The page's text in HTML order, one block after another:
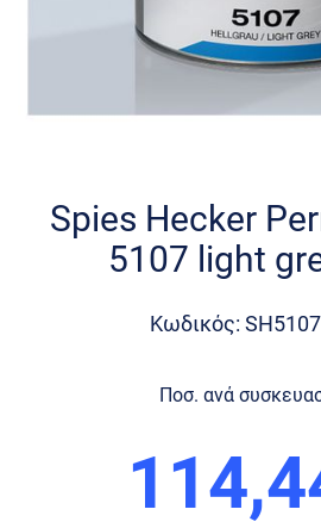
beginning
Spies Hecker
5107 light
Κωδικός:
Ποσ. ανά